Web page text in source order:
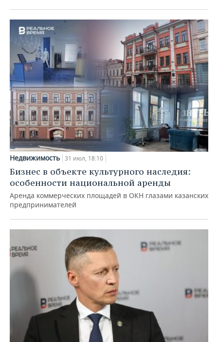
Недвижимость 31 июл, 18:10
Бизнес в объекте культурного наследия:
особенности национальной аренды
Аренда коммерческих площадей в ОКН глазами казанских
предпринимателей